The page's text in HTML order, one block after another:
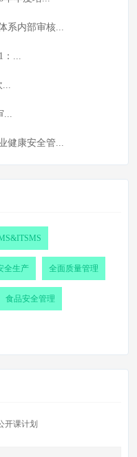
系内部审核...
：...
...
...
健康安全管...
全生产 全面质量管理
食品安全管理
开课计划